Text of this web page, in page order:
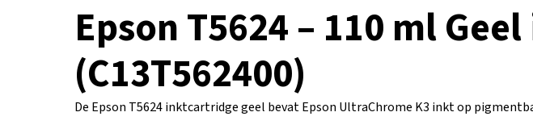
Epson T5624 – 110 ml
(C13T562400)
De Epson T5624 inktcartridge geel bevat Epson UltraChrome K3 inkt op